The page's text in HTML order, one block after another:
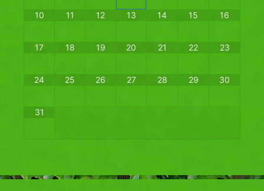
10 11 12 13 14 15 16
17 18 19 20 21 22 23
24 25 26 27 28 29 30
31